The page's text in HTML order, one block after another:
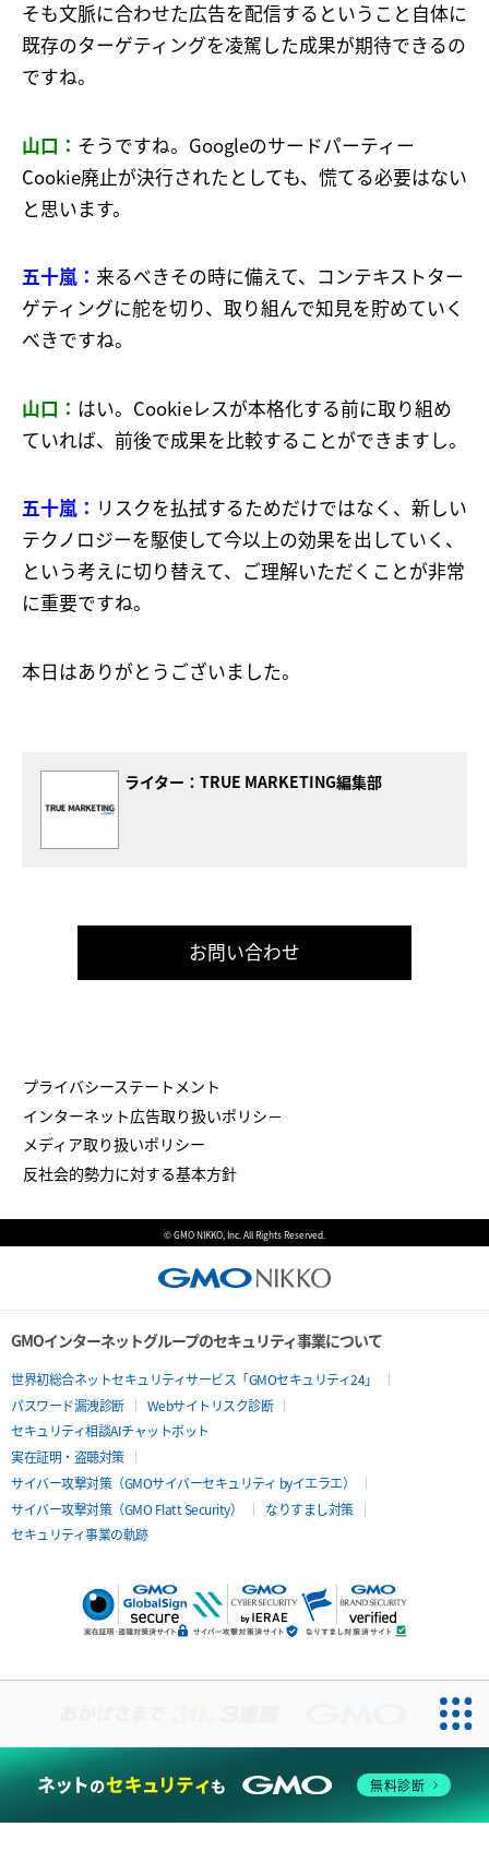
そも文脈に合わせた広告を配信するということ自体に
既存のターゲティングを凌駕した成果が期待できるの
ですね。
山口： そうですね。Googleのサードパーティー
Cookie廃止が決行されたとしても、慌てる必要はない
と思います。
五十嵐： 来るべきその時に備えて、コンテキストター
ゲティングに舵を切り、取り組んで知見を貯めていく
べきですね。
山口： はい。Cookieレスが本格化する前に取り組め
ていれば、前後で成果を比較することができますし。
五十嵐： リスクを払拭するためだけではなく、新しい
テクノロジーを駆使して今以上の効果を出していく、
という考えに切り替えて、ご理解いただくことが非常
に重要ですね。
本日はありがとうございました。
ライター： TRUE MARKETING編集部
お問い合わせ
プライバシーステートメント
インターネット広告取り扱いポリシ－
メディア取り扱いポリシー
反社会的勢力に対する基本方針
© GMO NIKKO, Inc. All Rights Reserved.
GMOインターネットグループのセキュリティ事業について
世界初総合ネットセキュリティサービス「GMOセキュリティ24」
パスワード漏洩診断
Webサイトリスク診断
セキュリティ相談AIチャットボット
実在証明・盗聴対策
サイバー攻撃対策（GMOサイバーセキュリティ byイエラエ）
サイバー攻撃対策（GMO Flatt Security）
なりすまし対策
セキュリティ事業の軌跡
無料診断